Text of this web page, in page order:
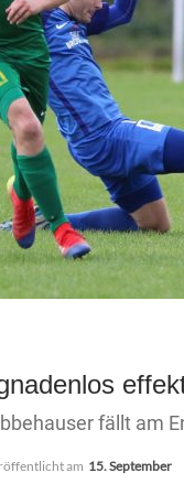
fällt am
am 15. September